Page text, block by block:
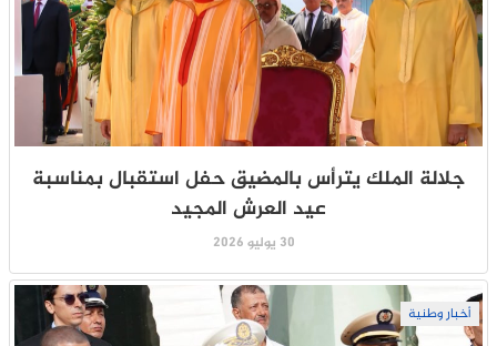
جلالة الملك يترأس بالمضيق حفل استقبال بمناسبة
عيد العرش المجيد
30 يوليو 2026
أخبار وطنية